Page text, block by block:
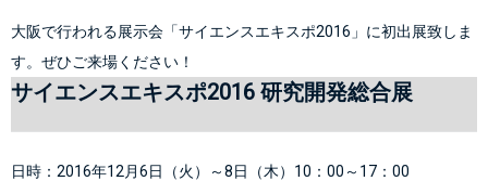
大阪で行われる展示会「サイエンスエキスポ2016」に初出展致しま
す。ぜひご来場ください！
サイエンスエキスポ2016 研究開発総合展
日時：2016年12月6日（火）～8日（木）10：00～17：00